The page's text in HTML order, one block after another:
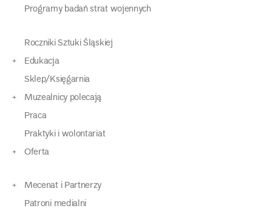
Programy badań strat wojennych
Roczniki Sztuki Śląskiej
Edukacja
Sklep/Księgarnia
Muzealnicy polecają
Praca
Praktyki i wolontariat
Oferta
Mecenat i Partnerzy
Patroni medialni